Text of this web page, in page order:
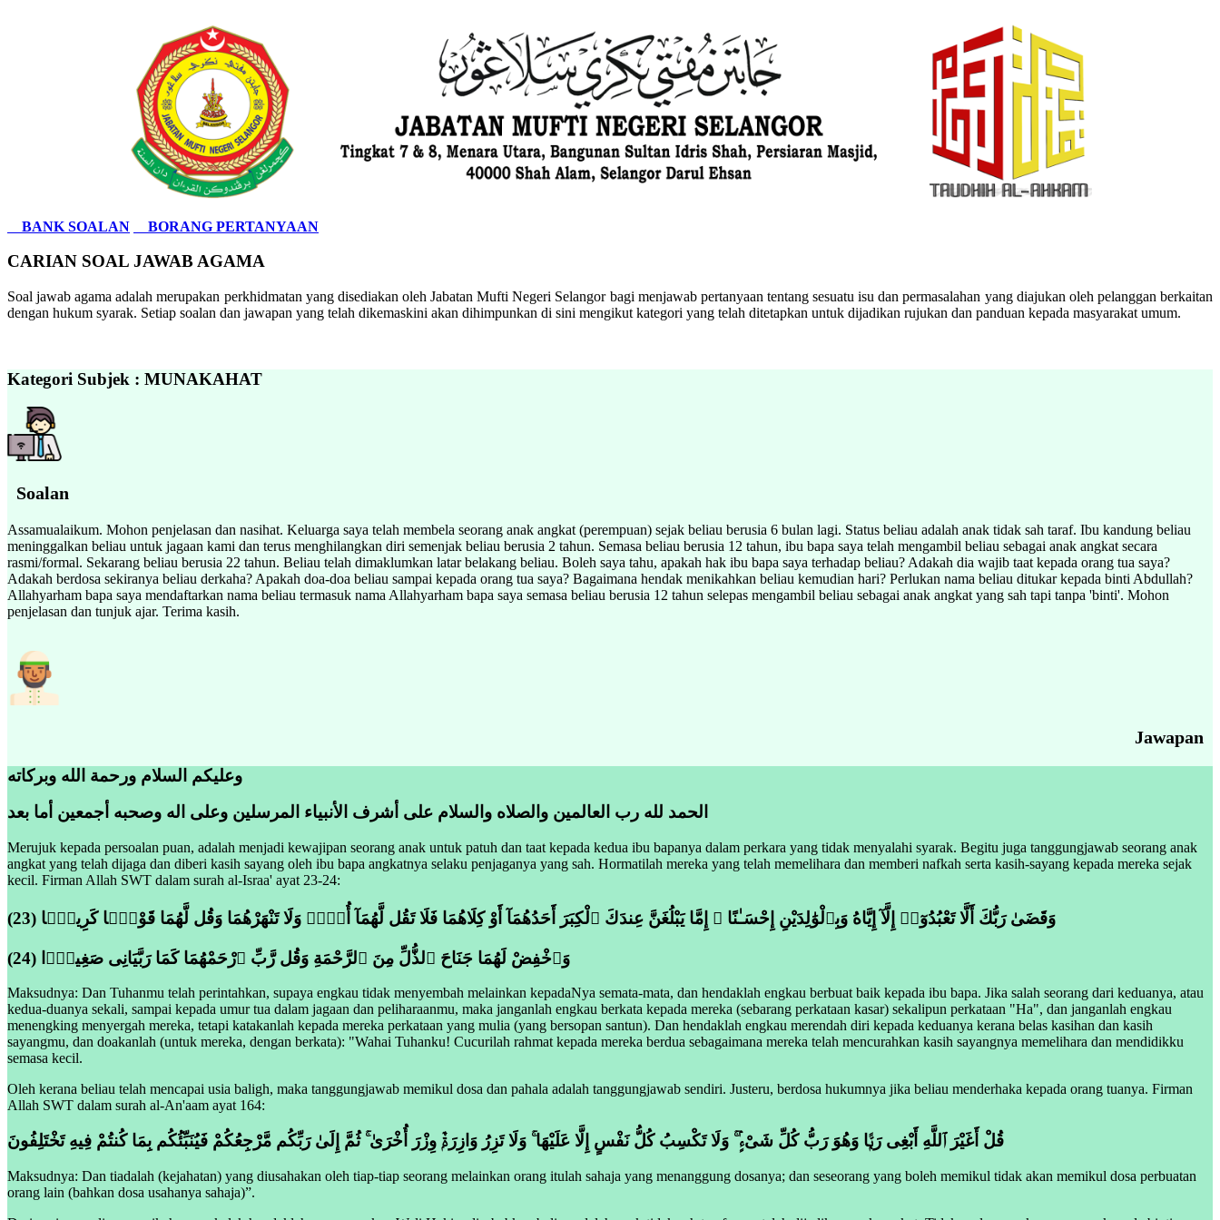
BANK SOALAN BORANG PERTANYAAN
CARIAN SOAL JAWAB AGAMA
Soal jawab agama adalah merupakan perkhidmatan yang disediakan oleh Jabatan Mufti Negeri Selangor bagi menjawab pertanyaan tentang sesuatu isu dan permasalahan yang diajukan oleh pelanggan berkaitan
dengan hukum syarak. Setiap soalan dan jawapan yang telah dikemaskini akan dihimpunkan di sini mengikut kategori yang telah ditetapkan untuk dijadikan rujukan dan panduan kepada masyarakat umum.
Kategori Subjek : MUNAKAHAT
Soalan
Assamualaikum. Mohon penjelasan dan nasihat. Keluarga saya telah membela seorang anak angkat (perempuan) sejak beliau berusia 6 bulan lagi. Status beliau adalah anak tidak sah taraf. Ibu kandung beliau
meninggalkan beliau untuk jagaan kami dan terus menghilangkan diri semenjak beliau berusia 2 tahun. Semasa beliau berusia 12 tahun, ibu bapa saya telah mengambil beliau sebagai anak angkat secara
rasmi/formal. Sekarang beliau berusia 22 tahun. Beliau telah dimaklumkan latar belakang beliau. Boleh saya tahu, apakah hak ibu bapa saya terhadap beliau? Adakah dia wajib taat kepada orang tua saya?
Adakah berdosa sekiranya beliau derkaha? Apakah doa-doa beliau sampai kepada orang tua saya? Bagaimana hendak menikahkan beliau kemudian hari? Perlukan nama beliau ditukar kepada binti Abdullah?
Allahyarham bapa saya mendaftarkan nama beliau termasuk nama Allahyarham bapa saya semasa beliau berusia 12 tahun selepas mengambil beliau sebagai anak angkat yang sah tapi tanpa 'binti'. Mohon
penjelasan dan tunjuk ajar. Terima kasih.
Jawapan
الحمد لله رب العالمين والصلاه والسلام على أشرف الأنبياء المرسلين وعلى اله وصحبه أجمعين أما بعد
Merujuk kepada persoalan puan, adalah menjadi kewajipan seorang anak untuk patuh dan taat kepada kedua ibu bapanya dalam perkara yang tidak menyalahi syarak. Begitu juga tanggungjawab seorang anak
angkat yang telah dijaga dan diberi kasih sayang oleh ibu bapa angkatnya selaku penjaganya yang sah. Hormatilah mereka yang telah memelihara dan memberi nafkah serta kasih-sayang kepada mereka sejak
kecil. Firman Allah SWT dalam surah al-Israa' ayat 23-24:
وَقَضَىٰ رَبُّكَ أَلَّا تَعْبُدُوٓا۟ إِلَّآ إِيَّاهُ وَبِٱلْوَٰلِدَيْنِ إِحْسَـٰنًا ۚ إِمَّا يَبْلُغَنَّ عِندَكَ ٱلْكِبَرَ أَحَدُهُمَآ أَوْ كِلَاهُمَا فَلَا تَقُل لَّهُمَآ أُفٍّۢ وَلَا تَنْهَرْهُمَا وَقُل لَّهُمَا قَوْلًۭا كَرِيمًۭا (23)
(24) وَٱخْفِضْ لَهُمَا جَنَاحَ ٱلذُّلِّ مِنَ ٱلرَّحْمَةِ وَقُل رَّبِّ ٱرْحَمْهُمَا كَمَا رَبَّيَانِى صَغِيرًۭا
Maksudnya: Dan Tuhanmu telah perintahkan, supaya engkau tidak menyembah melainkan kepadaNya semata-mata, dan hendaklah engkau berbuat baik kepada ibu bapa. Jika salah seorang dari keduanya, atau
kedua-duanya sekali, sampai kepada umur tua dalam jagaan dan peliharaanmu, maka janganlah engkau berkata kepada mereka (sebarang perkataan kasar) sekalipun perkataan "Ha", dan janganlah engkau
menengking menyergah mereka, tetapi katakanlah kepada mereka perkataan yang mulia (yang bersopan santun). Dan hendaklah engkau merendah diri kepada keduanya kerana belas kasihan dan kasih
sayangmu, dan doakanlah (untuk mereka, dengan berkata): "Wahai Tuhanku! Cucurilah rahmat kepada mereka berdua sebagaimana mereka telah mencurahkan kasih sayangnya memelihara dan mendidikku
semasa kecil.
Oleh kerana beliau telah mencapai usia baligh, maka tanggungjawab memikul dosa dan pahala adalah tanggungjawab sendiri. Justeru, berdosa hukumnya jika beliau menderhaka kepada orang tuanya. Firman
Allah SWT dalam surah al-An'aam ayat 164:
قُلْ أَغَيْرَ ٱللَّهِ أَبْغِى رَبًّۭا وَهُوَ رَبُّ كُلِّ شَىْءٍۢ ۚ وَلَا تَكْسِبُ كُلُّ نَفْسٍ إِلَّا عَلَيْهَا ۚ وَلَا تَزِرُ وَازِرَةٌۭ وِزْرَ أُخْرَىٰ ۚ ثُمَّ إِلَىٰ رَبِّكُم مَّرْجِعُكُمْ فَيُنَبِّئُكُم بِمَا كُنتُمْ فِيهِ تَخْتَلِفُونَ
Maksudnya: Dan tiadalah (kejahatan) yang diusahakan oleh tiap-tiap seorang melainkan orang itulah sahaja yang menanggung dosanya; dan seseorang yang boleh memikul tidak akan memikul dosa perbuatan
orang lain (bahkan dosa usahanya sahaja)”.